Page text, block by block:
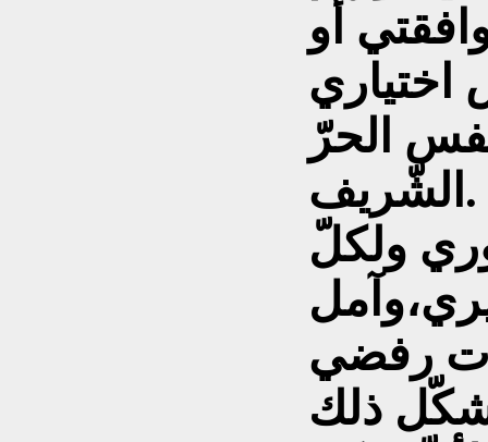
أو
اختياري
الحرّ
الشّريف.
ولكلّ
رفضي
ذلك